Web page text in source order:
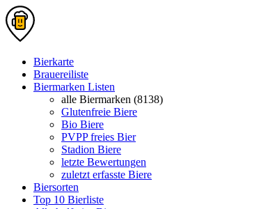
Bierkarte
Brauereiliste
Biermarken Listen
alle Biermarken (8138)
Glutenfreie Biere
Bio Biere
PVPP freies Bier
Stadion Biere
letzte Bewertungen
zuletzt erfasste Biere
Biersorten
Top 10 Bierliste